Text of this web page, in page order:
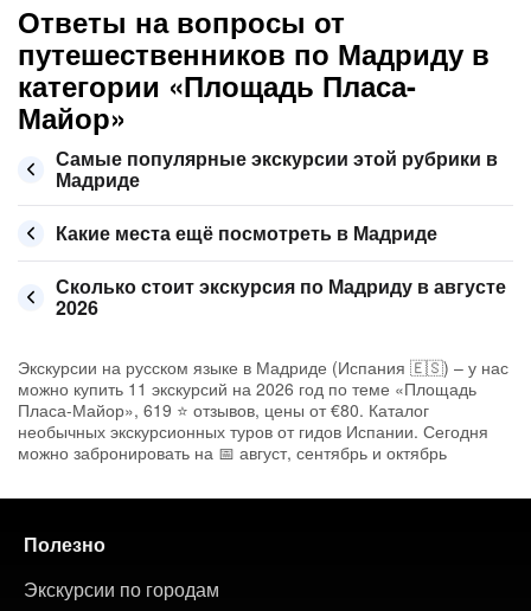
Ответы на вопросы от
путешественников по Мадриду в
категории «Площадь Пласа-
Майор»
Самые популярные экскурсии этой рубрики в
Мадриде
Какие места ещё посмотреть в Мадриде
Сколько стоит экскурсия по Мадриду в августе
2026
Экскурсии на русском языке в Мадриде (Испания 🇪🇸) – у нас
можно купить 11 экскурсий на 2026 год по теме «Площадь
Пласа-Майор», 619 ⭐ отзывов, цены от €80. Каталог
необычных экскурсионных туров от гидов Испании. Сегодня
можно забронировать на 📅 август, сентябрь и октябрь
Полезно
Экскурсии по городам